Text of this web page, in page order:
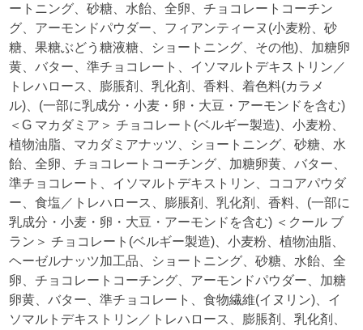
ートニング、砂糖、水飴、全卵、チョコレートコーチン
グ、アーモンドパウダー、フィアンティーヌ(小麦粉、砂
糖、果糖ぶどう糖液糖、ショートニング、その他)、加糖卵
黄、バター、準チョコレート、イソマルトデキストリン／
トレハロース、膨脹剤、乳化剤、香料、着色料(カラメ
ル)、(一部に乳成分・小麦・卵・大豆・アーモンドを含む)
＜G マカダミア＞ チョコレート(ベルギー製造)、小麦粉、
植物油脂、マカダミアナッツ、ショートニング、砂糖、水
飴、全卵、チョコレートコーチング、加糖卵黄、バター、
準チョコレート、イソマルトデキストリン、ココアパウダ
ー、食塩／トレハロース、膨脹剤、乳化剤、香料、(一部に
乳成分・小麦・卵・大豆・アーモンドを含む) ＜クール ブ
ラン＞ チョコレート(ベルギー製造)、小麦粉、植物油脂、
ヘーゼルナッツ加工品、ショートニング、砂糖、水飴、全
卵、チョコレートコーチング、アーモンドパウダー、加糖
卵黄、バター、準チョコレート、食物繊維(イヌリン)、イ
ソマルトデキストリン／トレハロース、膨脹剤、乳化剤、